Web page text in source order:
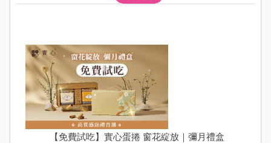
【免費試吃】實心蛋捲 窗花綻放｜彌月禮盒